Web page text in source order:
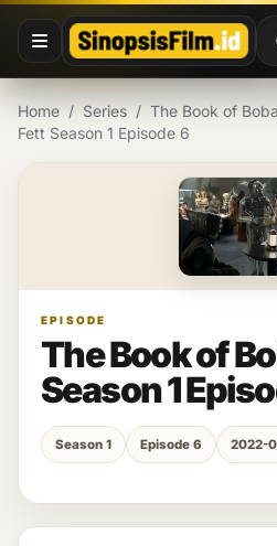
Lewati ke konten
Home / Series / The Book of
Fett Season 1 Episode 6
EPISODE
The Book of
Season 1
Season 1 Episode 6 2022-